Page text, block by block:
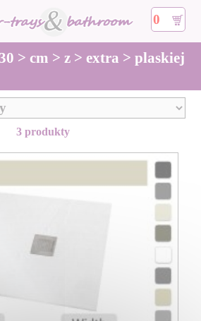
0
> cm > z > extra > plaskiej
3 produkty